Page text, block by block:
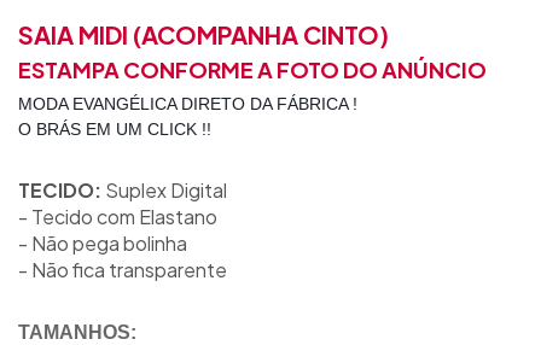
SAIA MIDI (ACOMPANHA CINTO)
ESTAMPA CONFORME A FOTO DO ANÚNCIO
MODA EVANGÉLICA DIRETO DA FÁBRICA !
O BRÁS EM UM CLICK !!
TECIDO: Suplex Digital
- Tecido com Elastano
- Não pega bolinha
- Não fica transparente
TAMANHOS: